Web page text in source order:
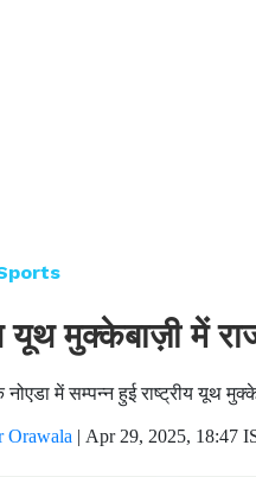
यूथ मुक्केबाज़ी में
में सम्पन्न हुई राष्ट्रीय यूथ
Orawala | Apr 29, 2025, 18:47